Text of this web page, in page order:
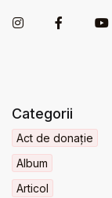
Categorii
Act de donație
Album
Articol